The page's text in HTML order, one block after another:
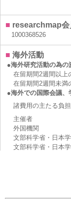
■ researchmap会
1000368526
■ 海外活動
●海外研究活動の為の
在留期間2週間以上
在留期間2週間未満
●海外での国際会議、
諸費用の主たる負
主催者
外国機関
文部科学省・日本
文部科学省・日本